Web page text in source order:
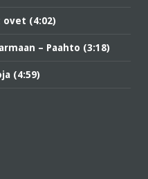
(4:02)
– Paahto (3:18)
(4:59)